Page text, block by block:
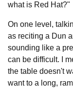
what is Red Hat?"
On one level,
as reciting a Dun
sounding like a
can be difficult. I
the table doesn't
want to a long,